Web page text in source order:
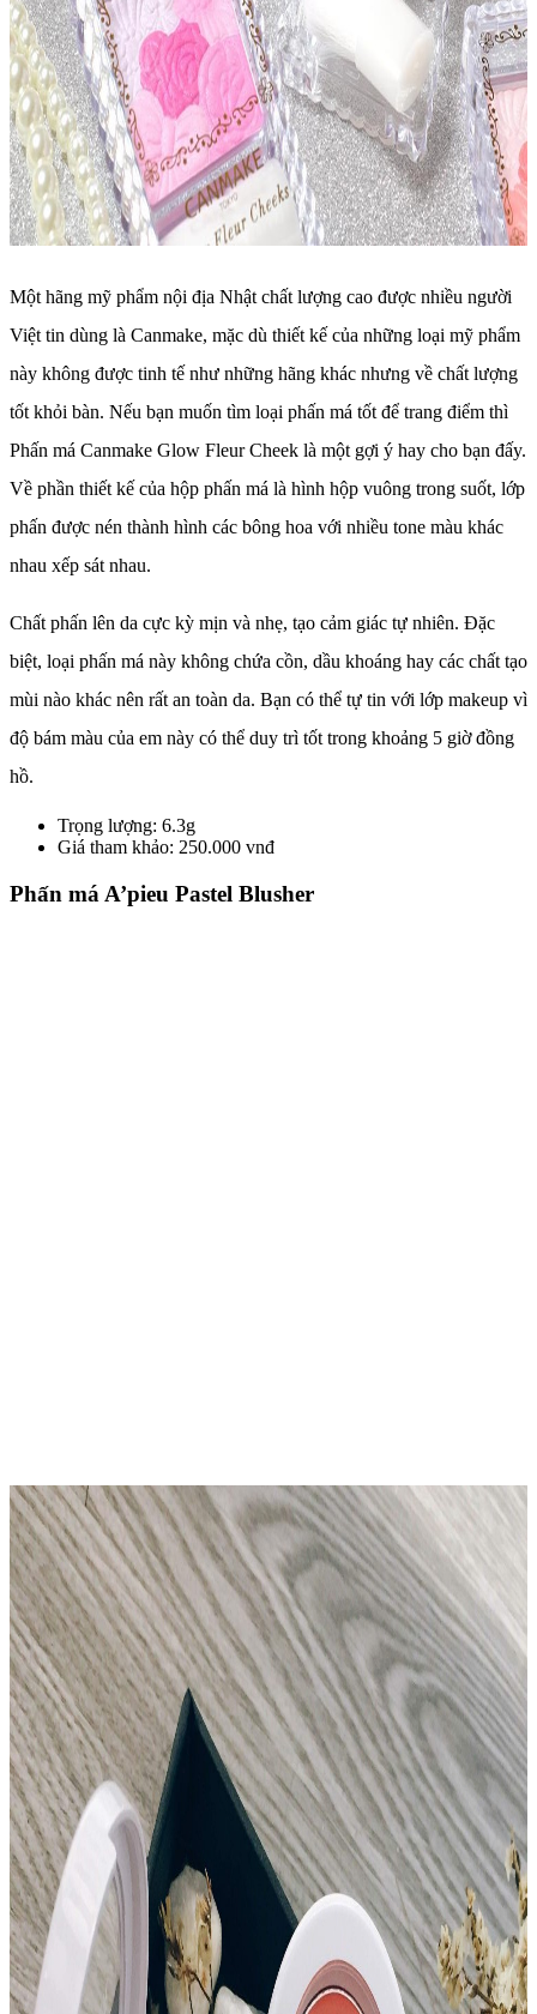
Một hãng mỹ phẩm nội địa Nhật chất lượng cao được nhiều người
Việt tin dùng là Canmake, mặc dù thiết kế của những loại mỹ phẩm
này không được tinh tế như những hãng khác nhưng về chất lượng
tốt khỏi bàn. Nếu bạn muốn tìm loại phấn má tốt để trang điểm thì
Phấn má Canmake Glow Fleur Cheek là một gợi ý hay cho bạn đấy.
Về phần thiết kế của hộp phấn má là hình hộp vuông trong suốt, lớp
phấn được nén thành hình các bông hoa với nhiều tone màu khác
nhau xếp sát nhau.
Chất phấn lên da cực kỳ mịn và nhẹ, tạo cảm giác tự nhiên. Đặc
biệt, loại phấn má này không chứa cồn, dầu khoáng hay các chất tạo
mùi nào khác nên rất an toàn da. Bạn có thể tự tin với lớp makeup vì
độ bám màu của em này có thể duy trì tốt trong khoảng 5 giờ đồng
hồ.
Trọng lượng: 6.3g
Giá tham khảo: 250.000 vnđ
Phấn má A’pieu Pastel Blusher